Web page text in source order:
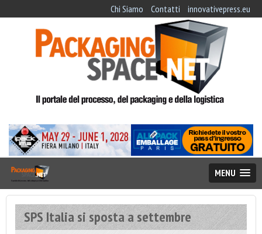
Chi Siamo Contatti innovativepress.eu
MENU
SPS Italia si sposta a settembre